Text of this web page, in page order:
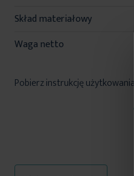
Skład materiałowy
Waga netto
Pobierz instrukcję